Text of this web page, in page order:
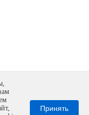
область, пос.
Принять